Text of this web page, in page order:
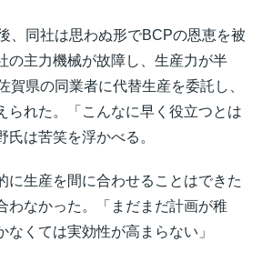
、同社は思わぬ形でBCPの恩恵を被
の主力機械が故障し、生産力が半
賀県の同業者に代替生産を委託し、
られた。「こんなに早く役立つとは
氏は苦笑を浮かべる。
に生産を間に合わせることはできた
わなかった。「まだまだ計画が稚
なくては実効性が高まらない」